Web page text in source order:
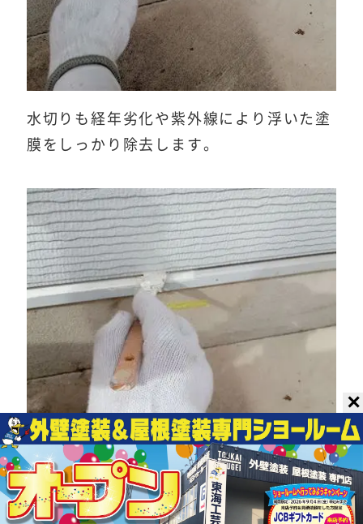
水切りも経年劣化や紫外線により浮いた塗
膜をしっかり除去します。
水切りの下塗りです。ハケを横に寝かせ、
すき間もしっかり塗り込ます。
✕